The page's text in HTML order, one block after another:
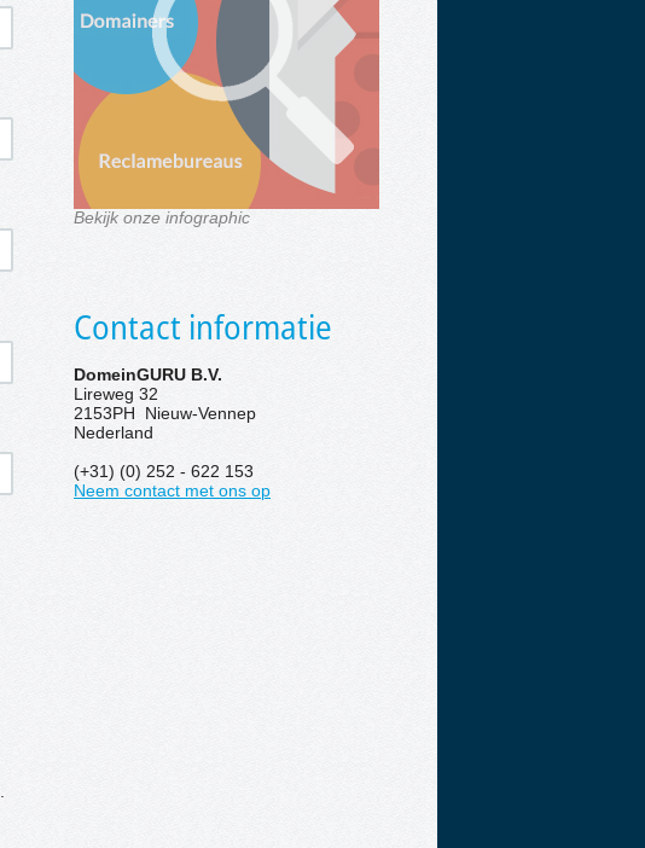
.
Bekijk onze infographic
Contact informatie
DomeinGURU B.V.
Lireweg 32
2153PH Nieuw-Vennep
Nederland
(+31) (0) 252 - 622 153
Neem contact met ons op